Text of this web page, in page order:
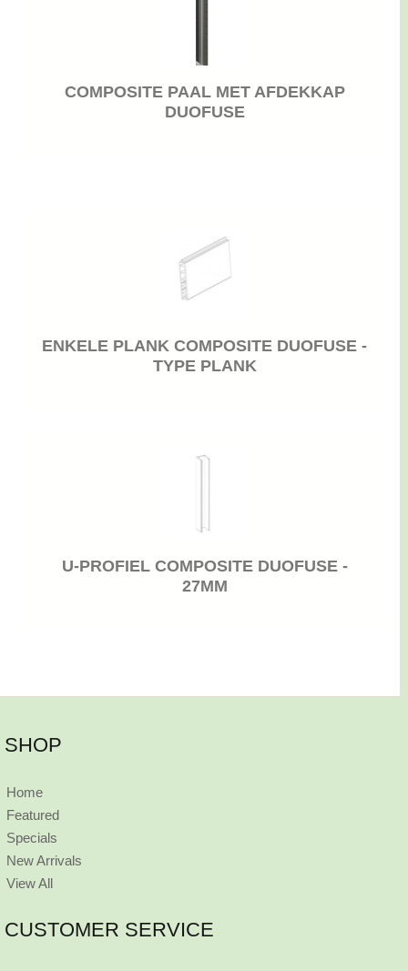
COMPOSITE PAAL MET AFDEKKAP
DUOFUSE
ENKELE PLANK COMPOSITE DUOFUSE -
TYPE PLANK
U-PROFIEL COMPOSITE DUOFUSE -
27MM
SHOP
Home
Featured
Specials
New Arrivals
View All
CUSTOMER SERVICE